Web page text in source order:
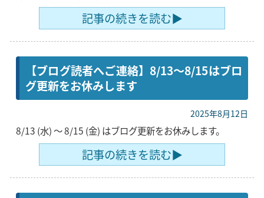
記事の続きを読む▶
【ブログ読者へご連絡】8/13〜8/15はブロ
グ更新をお休みします
2025年8月12日
8/13 (水) 〜 8/15 (金) はブログ更新をお休みします。
記事の続きを読む▶